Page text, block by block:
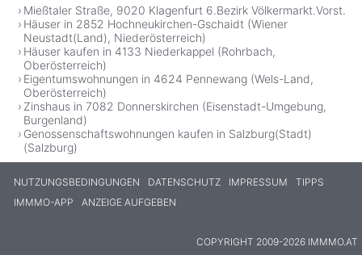
Mießtaler Straße, 9020 Klagenfurt 6.Bezirk Völkermarkt.Vorst.
Häuser in 2852 Hochneukirchen-Gschaidt (Wiener
Neustadt(Land), Niederösterreich)
Häuser kaufen in 4133 Niederkappel (Rohrbach,
Oberösterreich)
Eigentumswohnungen in 4624 Pennewang (Wels-Land,
Oberösterreich)
Zinshaus in 7082 Donnerskirchen (Eisenstadt-Umgebung,
Burgenland)
Genossenschaftswohnungen kaufen in Salzburg(Stadt)
(Salzburg)
NUTZUNGSBEDINGUNGEN DATENSCHUTZ IMPRESSUM
TIPPS
IMMMO-APP
ANZEIGE AUFGEBEN
COPYRIGHT 2009-2026 IMMMO.AT